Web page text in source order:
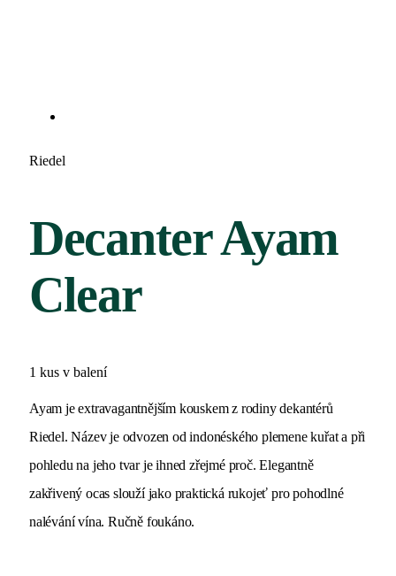
Riedel
Decanter Ayam
Clear
1 kus v balení
Ayam je extravagantnějším kouskem z rodiny dekantérů
Riedel. Název je odvozen od indonéského plemene kuřat a při
pohledu na jeho tvar je ihned zřejmé proč. Elegantně
zakřivený ocas slouží jako praktická rukojeť pro pohodlné
nalévání vína. Ručně foukáno.